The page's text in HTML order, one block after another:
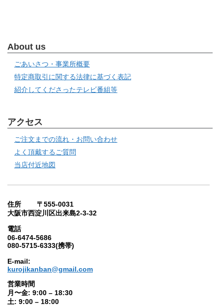
About us
ごあいさつ・事業所概要
特定商取引に関する法律に基づく表記
紹介してくださったテレビ番組等
アクセス
ご注文までの流れ・お問い合わせ
よく頂戴するご質問
当店付近地図
住所 〒555-0031
大阪市西淀川区出来島2-3-32
電話
06-6474-5686
080-5715-6333(携帯)
E-mail:
kurojikanban@gmail.com
営業時間
月〜金: 9:00 – 18:30
土: 9:00 – 18:00